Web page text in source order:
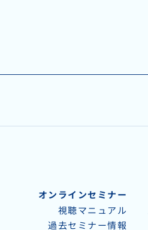
オンラインセミナー
視聴マニュアル
過去セミナー情報